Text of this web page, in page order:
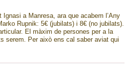
a Manresa, ara que acabem l’Any
Rupnik: 5€ (jubilats) i 8€ (no jubilats).
El màxim de persones per a la
serem. Per això ens cal saber aviat qui